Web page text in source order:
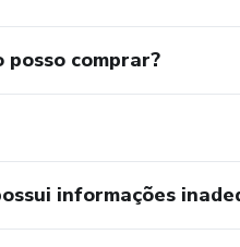
comprar?
informações